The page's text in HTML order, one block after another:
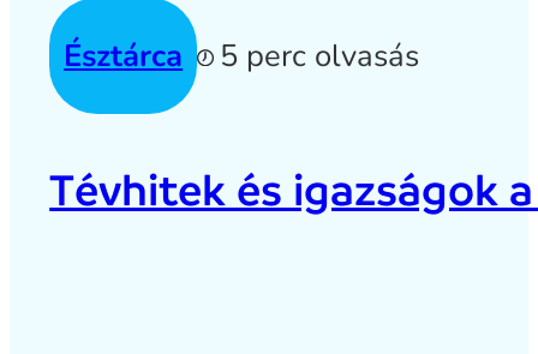
Észtárca 5 perc olvasás
Tévhitek és igazságok